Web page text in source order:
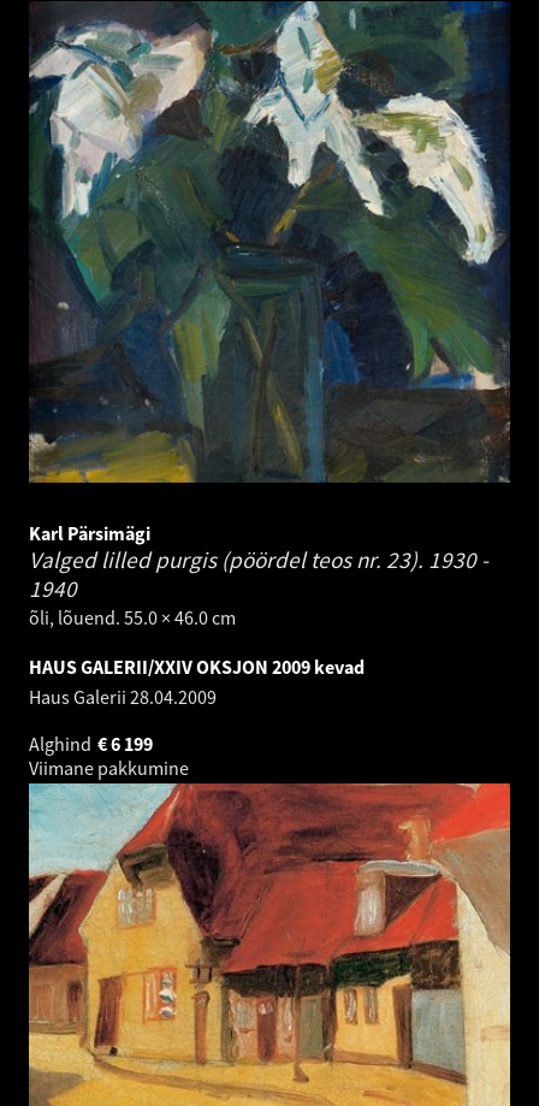
Karl Pärsimägi
Valged lilled purgis (pöördel teos nr. 23). 1930 -
1940
õli, lõuend. 55.0 × 46.0 cm
HAUS GALERII/XXIV OKSJON 2009 kevad
Haus Galerii 28.04.2009
Alghind
6 199
€
Viimane pakkumine